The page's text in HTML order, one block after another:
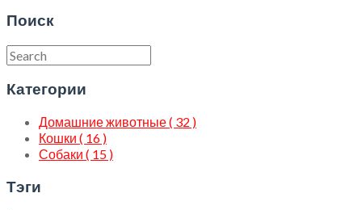
Поиск
Категории
Домашние животные ( 32 )
Кошки ( 16 )
Собаки ( 15 )
Тэги